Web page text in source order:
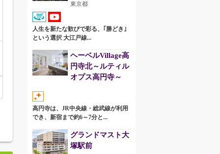
東京都
人生を新たな歓びで彩る、｢勝どき｣
という選択 大江戸線...
ヘーベルVillage高
円寺北～ルティル
オプス高円寺～
高円寺は、JR中央線・総武線が利用
でき、新宿まで約6～7分と...
グランドマスト大
塚駅前